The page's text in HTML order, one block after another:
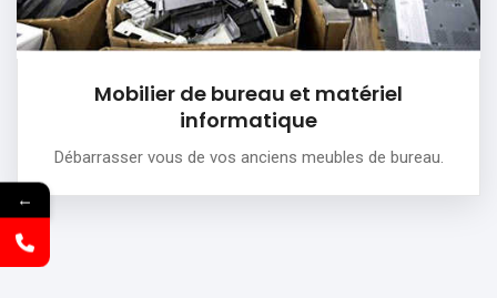
Mobilier de bureau et matériel
informatique
Débarrasser vous de vos anciens meubles de bureau.
←